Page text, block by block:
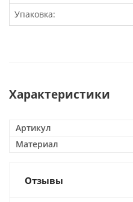
Упаковка:
Характеристики
Артикул
Материал
Отзывы